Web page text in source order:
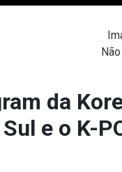
da
e o K-